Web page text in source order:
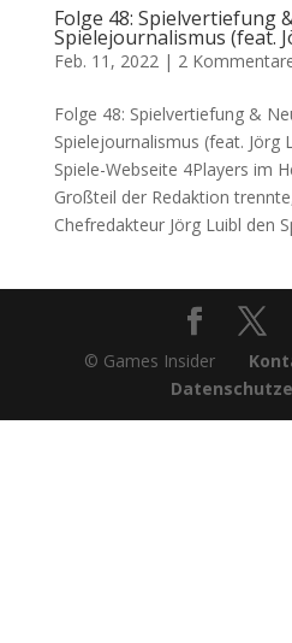
Folge 48: Spielvertiefung
Spielejournalismus (feat.
Feb. 11, 2022 | 2
Folge 48: Spielvertiefung &
Spielejournalismus (feat. Jörg
Spiele-Webseite 4Players im
Großteil der Redaktion
Chefredakteur Jörg Luibl den
© Games Insider